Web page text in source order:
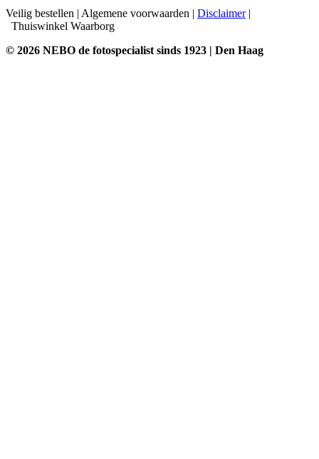
Veilig bestellen | Algemene voorwaarden | Disclaimer|
Thuiswinkel Waarborg
© 2026 NEBO de fotospecialist sinds 1923 | Den Haag